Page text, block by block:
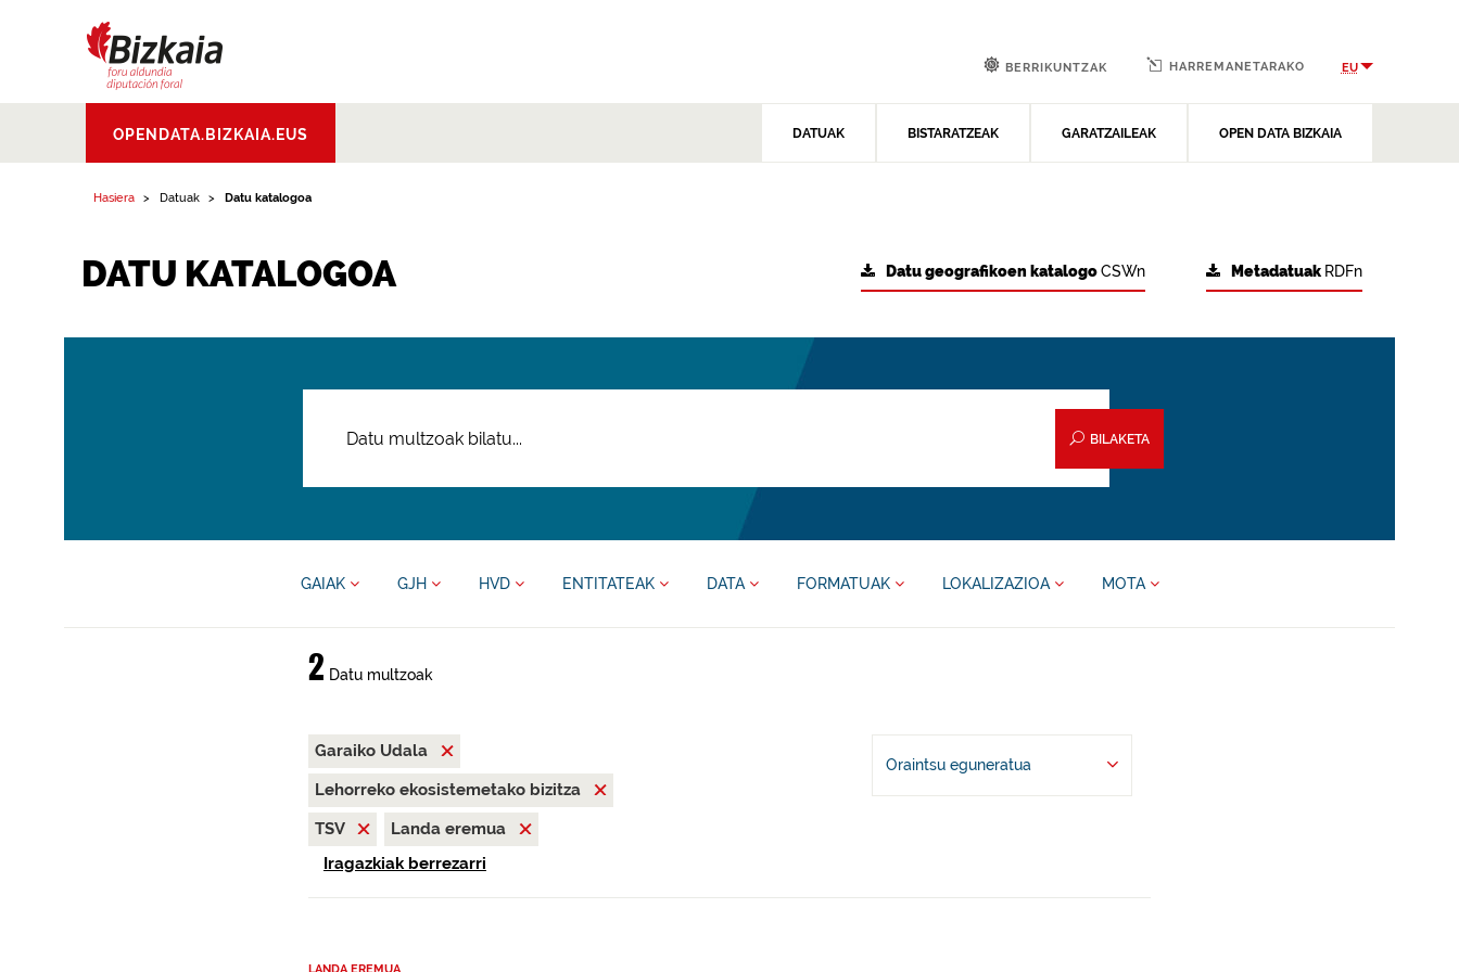
Aldundia.Diputacion
Foral de Bizkaia
OPENDATA.BIZKAIA.EUS DATUAK BISTARATZEAK GARATZAILEAK OPEN DATA BIZKAIA
BERRIKUNTZAK HARREMANETARAKO EU
Hasiera Datuak Datu katalogoa
DATU KATALOGOA Metadatuak RDFn
Datu geografikoen katalogoCSWn
BILAKETA
GAIAK GJH HVD ENTITATEAK DATA FORMATUAK LOKALIZAZIOA MOTA
2 Datu multzoak
Garaiko Udala
Lehorreko ekosistemetako bizitza
TSV
Landa eremua
Iragazkiak berrezarri
Oraintsu eguneratua